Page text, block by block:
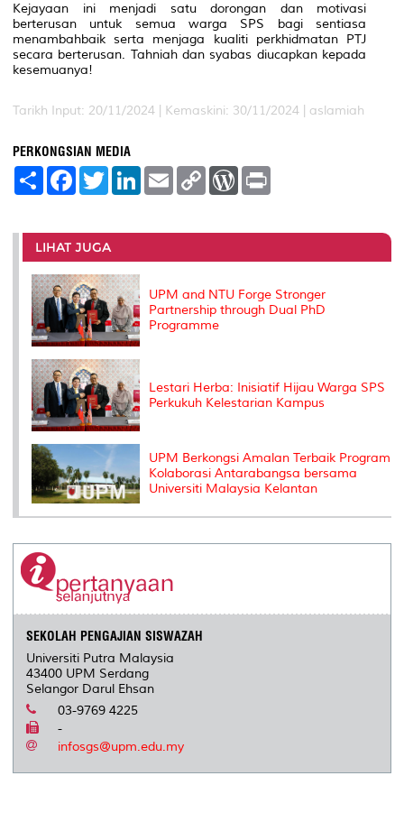
Kejayaan ini menjadi satu dorongan dan motivasi
berterusan untuk semua warga SPS bagi sentiasa
menambahbaik serta menjaga kualiti perkhidmatan PTJ
secara berterusan. Tahniah dan syabas diucapkan kepada
kesemuanya!
Tarikh Input: 20/11/2024 | Kemaskini: 30/11/2024 | aslamiah
PERKONGSIAN MEDIA
S
e
F
a
b
o
o
k
T
w
t
e
r
L
e
I
E
m
l
C
L
n
W
P
e
s
t
LIHAT JUGA
UPM and NTU Forge Stronger
Partnership through Dual PhD
Programme
Lestari Herba: Inisiatif Hijau Warga SPS
Perkukuh Kelestarian Kampus
UPM Berkongsi Amalan Terbaik Program
Kolaborasi Antarabangsa bersama
Universiti Malaysia Kelantan
SEKOLAH PENGAJIAN SISWAZAH
Universiti Putra Malaysia
43400 UPM Serdang
Selangor Darul Ehsan
03-9769 4225
-
infosgs@upm.edu.my